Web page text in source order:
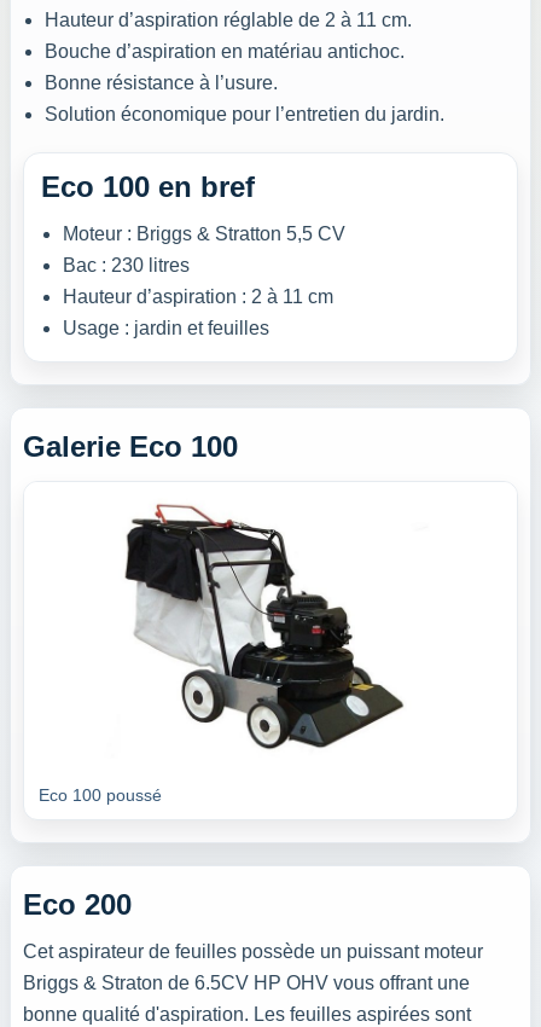
Hauteur d’aspiration réglable de 2 à 11 cm.
Bouche d’aspiration en matériau antichoc.
Bonne résistance à l’usure.
Solution économique pour l’entretien du jardin.
Eco 100 en bref
Moteur : Briggs & Stratton 5,5 CV
Bac : 230 litres
Hauteur d’aspiration : 2 à 11 cm
Usage : jardin et feuilles
Galerie Eco 100
Eco 100 poussé
Eco 200
Cet aspirateur de feuilles possède un puissant moteur
Briggs & Straton de 6.5CV HP OHV vous offrant une
bonne qualité d'aspiration. Les feuilles aspirées sont